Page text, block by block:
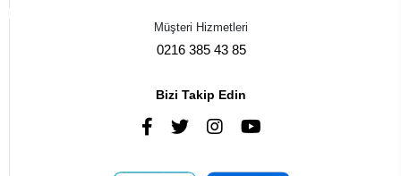
Müşteri Hizmetleri
0216 385 43 85
Bizi Takip Edin